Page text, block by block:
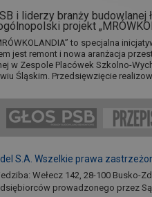
i liderzy branży budowlanej
projekt
to specjalna
jest remont i nowa aranżacja
w Zespole Placówek Szkolno-
Śląskim. Przedsięwzięcie
S.A. Wszelkie prawa
Wełecz 142, 28-100 Busko-
prowadzonego przez